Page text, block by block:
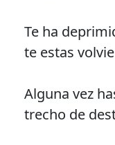
Te ha
te estas
Alguna vez
trecho de